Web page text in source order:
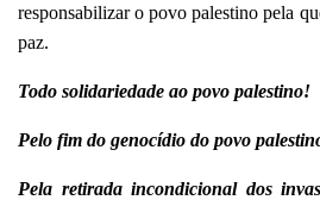
responsabilizar o povo palestino pela
paz.
Todo solidariedade ao povo palestino!
Pelo fim do genocídio do povo
Pela retirada incondicional dos